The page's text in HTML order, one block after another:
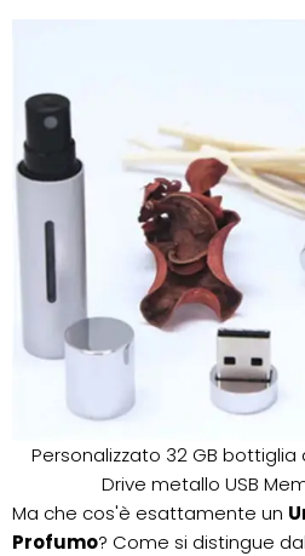
Personalizzato 32 GB
Drive metallo USB
Ma che cos'è esattamente un
Profumo? Come si distingue